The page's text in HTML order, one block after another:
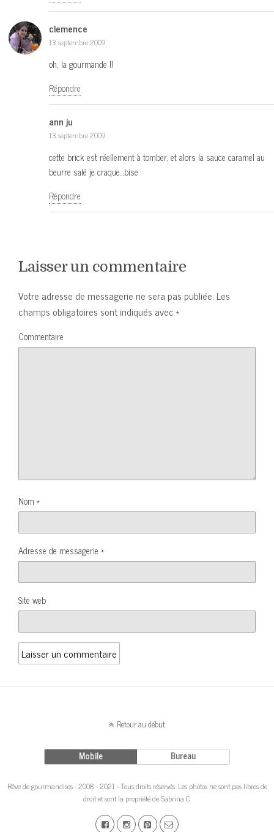
clemence
13 septembre 2009
oh, la gourmande !!
Répondre
ann ju
13 septembre 2009
cette brick est réellement à tomber, et alors la sauce caramel au
beurre salé je craque…bise
Répondre
Laisser un commentaire
Votre adresse de messagerie ne sera pas publiée. Les
champs obligatoires sont indiqués avec*
Commentaire
Nom *
Adresse de messagerie *
Site web
Retour au début
Mobile Bureau
Rêve de gourmandises - 2008 - 2021 - Tous droits réservés. Les photos ne sont pas libres de
droit et sont la propriété de Sabrina C.